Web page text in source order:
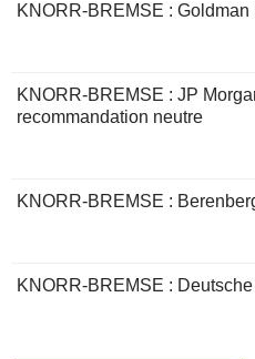
KNORR-BREMSE :
KNORR-BREMSE : JP
recommandation neutre
KNORR-BREMSE :
KNORR-BREMSE :